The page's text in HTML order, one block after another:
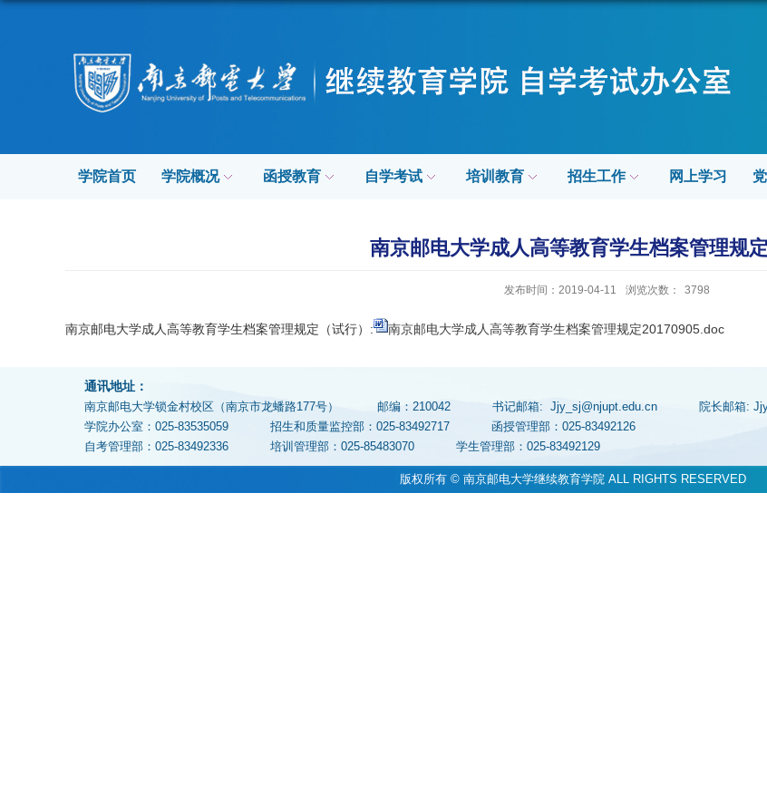
学院首页 学院概况 函授教育 自学考试 培训教育 招生工作 网上学习
南京邮电大学成人高等教育学生档案管理规定
发布时间：2019-04-11 浏览次数： 3798
南京邮电大学成人高等教育学生档案管理规定（试行）: 南京邮电大学成人高等教育学生档案管理规定20170905.doc
通讯地址：
南京邮电大学锁金村校区（南京市龙蟠路177号） 邮编：210042 书记邮箱: Jjy_sj@njupt.edu.cn
院长邮箱:
学院办公室：025-83535059
招生和质量监控部：025-83492717
函授管理部：025-83492126
自考管理部：025-83492336
培训管理部：025-85483070 学生管理部：025-83492129
版权所有 © 南京邮电大学继续教育学院 ALL RIGHTS RESERVED